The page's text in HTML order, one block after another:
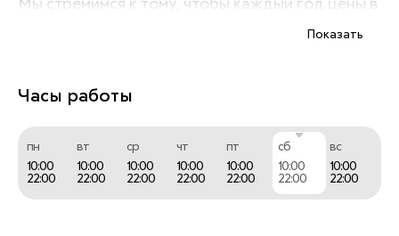
Мы стремимся к тому, чтобы каждый год цены в
наших магазинах становились всё ниже за счёт
Показать
Часы работы
пн
10:00
22:00
вт
10:00
22:00
ср
10:00
22:00
чт
10:00
22:00
пт
10:00
22:00
сб
10:00
22:00
вс
10:00
22:00